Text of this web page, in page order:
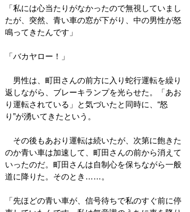
「私には心当たりがなかったので無視していまし
たが、突然、青い車の窓が下がり、中の男性が怒
鳴ってきたんです」
「バカヤロー！」
男性は、町田さんの前方に入り蛇行運転を繰り
返しながら、ブレーキランプを光らせた。「あお
り運転されている」と気づいたと同時に、“怒
り”が湧いてきたという。
その後もあおり運転は続いたが、次第に飽きた
のか青い車は加速して、町田さんの前から消えて
いったのだ。町田さんは自制心を保ちながら一般
道に降りた。そのとき……。
「先ほどの青い車が、信号待ちで私のすぐ前に停